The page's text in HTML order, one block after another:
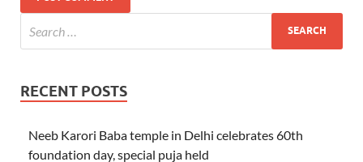
RECENT POSTS
Neeb Karori Baba temple in Delhi celebrates 60th
foundation day, special puja held